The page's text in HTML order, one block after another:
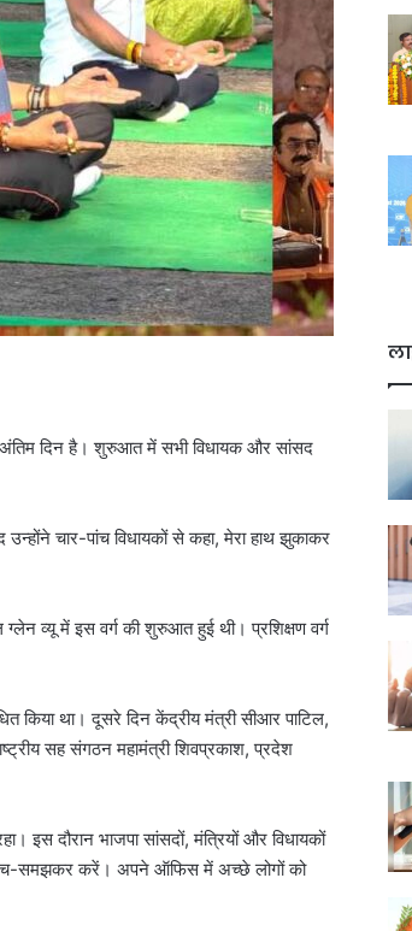
अंतिम दिन है। शुरुआत में सभी विधायक और सांसद
चार-पांच विधायकों से कहा, मेरा हाथ झुकाकर
व्यू में इस वर्ग की शुरुआत हुई थी। प्रशिक्षण वर्ग
किया था। दूसरे दिन केंद्रीय मंत्री सीआर पाटिल,
सह संगठन महामंत्री शिवप्रकाश, प्रदेश
इस दौरान भाजपा सांसदों, मंत्रियों और विधायकों
समझकर करें। अपने ऑफिस में अच्छे लोगों को